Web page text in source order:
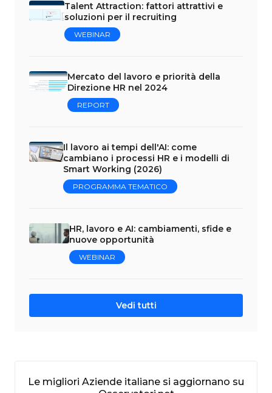
Talent Attraction: fattori attrattivi e
soluzioni per il recruiting
WEBINAR
Mercato del lavoro e priorità della
Direzione HR nel 2024
REPORT
Il lavoro ai tempi dell'AI: come
cambiano i processi HR e i modelli di
Smart Working (2026)
PROGRAMMA TEMATICO
HR, lavoro e AI: cambiamenti, sfide e
nuove opportunità
WEBINAR
Vedi tutti
Le migliori Aziende italiane si aggiornano su